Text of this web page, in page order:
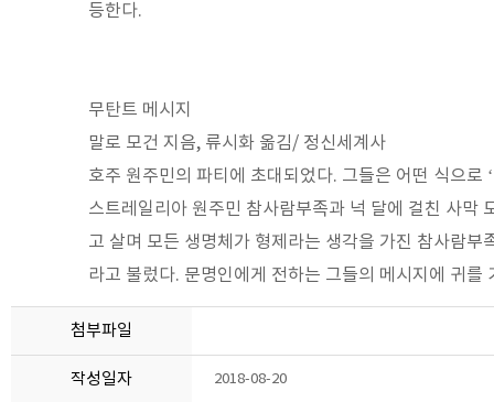
등한다.
무탄트 메시지
말로 모건 지음, 류시화 옮김/ 정신세계사
호주 원주민의 파티에 초대되었다. 그들은 어떤 식으로
스트레일리아 원주민 참사람부족과 넉 달에 걸친 사막
고 살며 모든 생명체가 형제라는 생각을 가진 참사람
라고 불렀다. 문명인에게 전하는 그들의 메시지에 귀를
첨부파일
작성일자 2018-08-20